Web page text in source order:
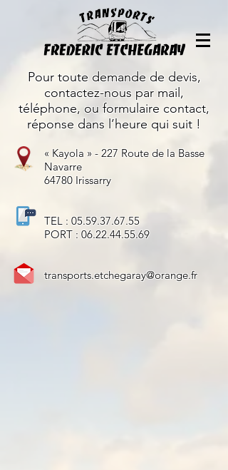
Pour toute demande de devis,
contactez-nous par mail,
téléphone, ou formulaire contact,
réponse dans l’heure qui suit !
« Kayola » - 227 Route de la Basse
Navarre
64780 Irissarry
TEL :05.59.37.67.55
PORT :06.22.44.55.69
transports.etchegaray@orange.fr